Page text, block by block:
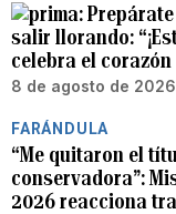
salir llorando:
celebra el corazón
8 de agosto de
FARÁNDULA
“Me quitaron el
conservadora”:
2026 reacciona